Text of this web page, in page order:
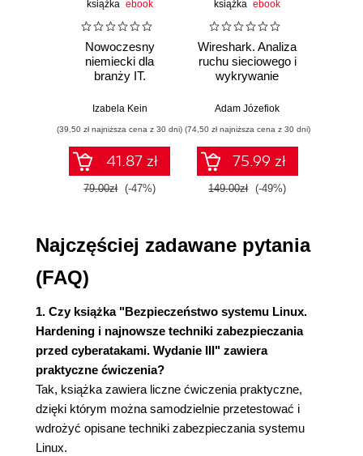
wirtualnych VirtualBox
Tworzenie migawki maszyny wirtualnej
za pomocą VirtualBox
Używanie Cygwin do łączenia się z
maszynami wirtualnymi
Korzystanie z klienta SSH systemu
Windows 10 do łączenia się z
maszynami wirtualnymi działającymi z
systemem Linux
Korzystanie z klienta SSH systemu
Linux
Konfigurowanie automatycznych
aktualizacji dla Ubuntu
Aktualizowanie systemów opartych na
Red Hat 7
Aktualizowanie systemów opartych na
Red Hat8/9
Zarządzanie aktualizacjami w
książka ebook
Nowoczesny
niemiecki dla
branży IT.
przykłady i
Izabela Kein
(39,50 zł najniższa cena z 30 dni)
41.87 zł
79.00zł (-47%)
książka ebook
Wireshark. Analiza
ruchu sieciowego i
wykrywanie
Adam Józefiok
(74,50 zł najniższa cena z 30 dni)
75.99 zł
149.00zł (-49%)
Najczęściej zadawane pytania
(FAQ)
1. Czy książka "Bezpieczeństwo systemu Linux.
Hardening i najnowsze techniki zabezpieczania
przed cyberatakami. Wydanie III" zawiera
praktyczne ćwiczenia?
Tak, książka zawiera liczne ćwiczenia praktyczne,
dzięki którym można samodzielnie przetestować i
wdrożyć opisane techniki zabezpieczania systemu
Linux.